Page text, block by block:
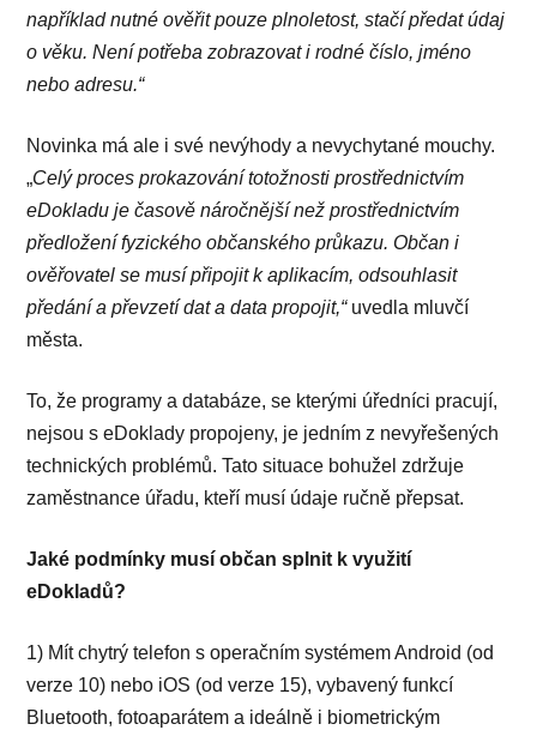
například nutné ověřit pouze plnoletost, stačí předat údaj
o věku. Není potřeba zobrazovat i rodné číslo, jméno
nebo adresu.“
Novinka má ale i své nevýhody a nevychytané mouchy.
„Celý proces prokazování totožnosti prostřednictvím
eDokladu je časově náročnější než prostřednictvím
předložení fyzického občanského průkazu. Občan i
ověřovatel se musí připojit k aplikacím, odsouhlasit
předání a převzetí dat a data propojit,“ uvedla mluvčí
města.
To, že programy a databáze, se kterými úředníci pracují,
nejsou s eDoklady propojeny, je jedním z nevyřešených
technických problémů. Tato situace bohužel zdržuje
zaměstnance úřadu, kteří musí údaje ručně přepsat.
Jaké podmínky musí občan splnit k využití
eDokladů?
1) Mít chytrý telefon s operačním systémem Android (od
verze 10) nebo iOS (od verze 15), vybavený funkcí
Bluetooth, fotoaparátem a ideálně i biometrickým